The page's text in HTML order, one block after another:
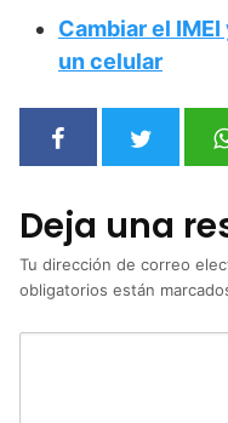
Cambiar el
un celular
Deja una
Tu dirección de correo
obligatorios están